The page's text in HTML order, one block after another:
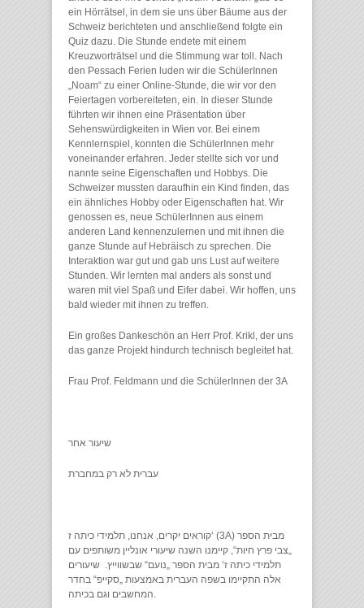
ein Hörrätsel, in dem sie uns über Bäume aus der
Schweiz berichteten und anschließend folgte ein
Quiz dazu. Die Stunde endete mit einem
Kreuzworträtsel und die Stimmung war toll. Nach
den Pessach Ferien luden wir die SchülerInnen
„Noam“ zu einer Online-Stunde, die wir vor den
Feiertagen vorbereiteten, ein. In dieser Stunde
führten wir ihnen eine Präsentation über
Sehenswürdigkeiten in Wien vor. Bei einem
Kennlernspiel, konnten die SchülerInnen mehr
voneinander erfahren. Jeder stellte sich vor und
nannte seine Eigenschaften und Hobbys. Die
Schweizer mussten daraufhin ein Kind finden, das
ein ähnliches Hobby oder Eigenschaften hat. Wir
genossen es, neue SchülerInnen aus einem
anderen Land kennenzulernen und mit ihnen die
ganze Stunde auf Hebräisch zu sprechen. Die
Interaktion war gut und gab uns Lust auf weitere
Stunden. Wir lernten mal anders als sonst und
waren mit viel Spaß und Eifer dabei. Wir hoffen, uns
bald wieder mit ihnen zu treffen.
Ein großes Dankeschön an Herr Prof. Krikl, der uns
das ganze Projekt hindurch technisch begleitet hat.
Frau Prof. Feldmann und die SchülerInnen der 3A
שיעור אחר
עברית לא רק במחברת
קוראים יקרים, אנחנו, תלמידי כיתה ז‘ (3A) מבית הספר
„צבי פרץ חיות“, קיימנו השנה שיעורי אונליין משותפים עם
תלמידי כיתה ז‘ מבית הספר „נועם“ שבשווייץ. שיעורים
אלה התקיימו בשפה העברית באמצעות „סקייפ“ בחדר
המחשבים וגם בכיתה.